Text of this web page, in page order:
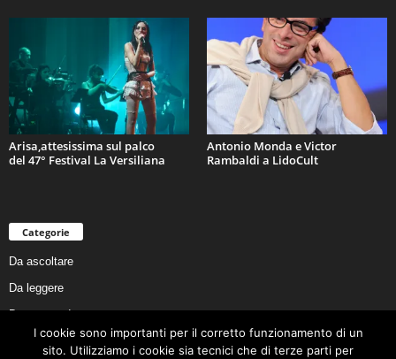
Arisa,attesissima sul palco
del 47° Festival La Versiliana
Antonio Monda e Victor
Rambaldi a LidoCult
Categorie
Da ascoltare
Da leggere
Da non perdere
Da conoscere
I cookie sono importanti per il corretto funzionamento di un
sito. Utilizziamo i cookie sia tecnici che di terze parti per